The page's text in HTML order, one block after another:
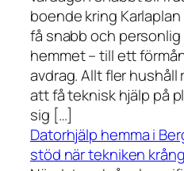
boende kring
få snabb och
hemmet – till ett
avdrag. Allt fler hushåll
att få teknisk hjälp på
sig […]
Datorhjälp hemma i
stöd när tekniken